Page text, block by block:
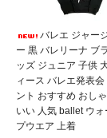
バレエ ジャー
ー 黒 バレリーナ ブ
ッズ ジュニア 子供
ィース バレエ発表
ント おすすめ おし
いい 人気 ballet ウォ
プウエア 上着